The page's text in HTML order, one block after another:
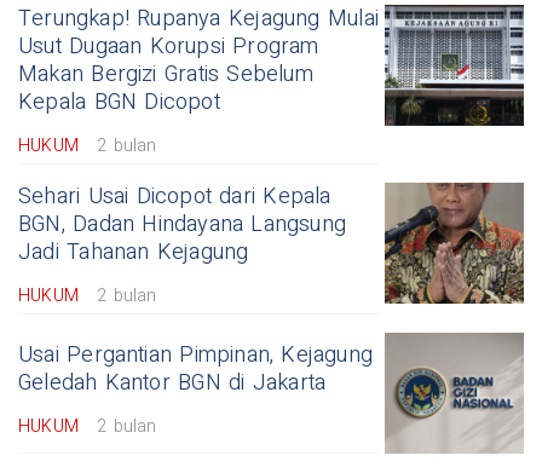
Terungkap! Rupanya Kejagung Mulai
Usut Dugaan Korupsi Program
Makan Bergizi Gratis Sebelum
Kepala BGN Dicopot
HUKUM 2 bulan
Sehari Usai Dicopot dari Kepala
BGN, Dadan Hindayana Langsung
Jadi Tahanan Kejagung
HUKUM 2 bulan
Usai Pergantian Pimpinan, Kejagung
Geledah Kantor BGN di Jakarta
HUKUM 2 bulan